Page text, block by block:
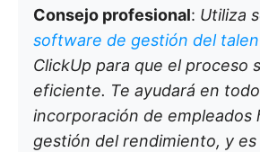
Consejo profesional: Utiliza
software de gestión del
ClickUp para que el proceso
eficiente. Te ayudará en
incorporación de empleados
gestión del rendimiento, y es